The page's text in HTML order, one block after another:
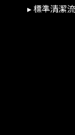
▸ 標準清潔